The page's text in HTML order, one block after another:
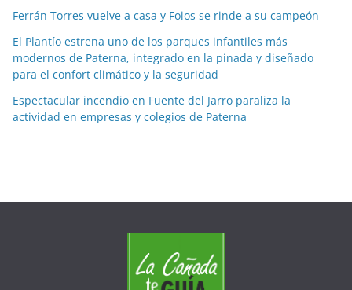
s
Ferrán Torres vuelve a casa y Foios se rinde a su campeón
El Plantío estrena uno de los parques infantiles más
modernos de Paterna, integrado en la pinada y diseñado
para el confort climático y la seguridad
Espectacular incendio en Fuente del Jarro paraliza la
actividad en empresas y colegios de Paterna